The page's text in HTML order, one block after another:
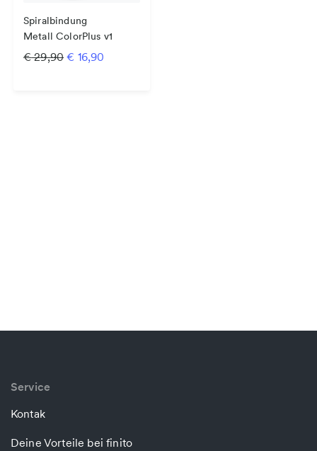
Spiralbindung
Metall ColorPlus v1
€29,90Ursprünglicher Preis war: € 29,90
€ 16,90
Service
Kontak
Deine Vorteile bei finito